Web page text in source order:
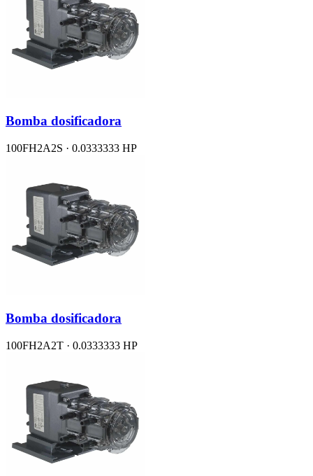
Bomba dosificadora
100FH2A2S · 0.0333333 HP
Bomba dosificadora
100FH2A2T · 0.0333333 HP